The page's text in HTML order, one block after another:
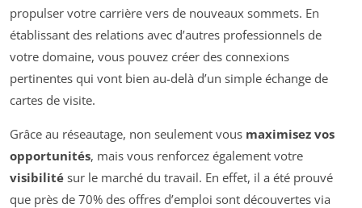
propulser votre carrière vers de nouveaux sommets. En
établissant des relations avec d’autres professionnels de
votre domaine, vous pouvez créer des connexions
pertinentes qui vont bien au-delà d’un simple échange de
cartes de visite.
Grâce au réseautage, non seulement vous maximisez vos
opportunités, mais vous renforcez également votre
visibilité sur le marché du travail. En effet, il a été prouvé
que près de 70% des offres d’emploi sont découvertes via